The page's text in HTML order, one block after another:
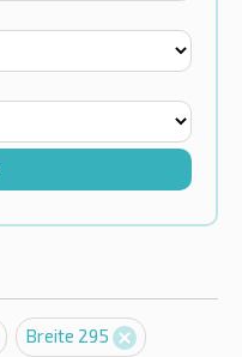
Breite 295